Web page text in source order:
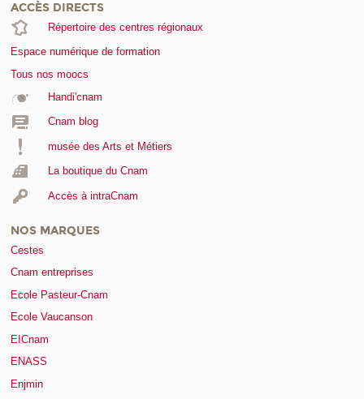
ACCÈS DIRECTS
Répertoire des centres régionaux
Espace numérique de formation
Tous nos moocs
Handi'cnam
Cnam blog
musée des Arts et Métiers
La boutique du Cnam
Accès à intraCnam
NOS MARQUES
Cestes
Cnam entreprises
Ecole Pasteur-Cnam
Ecole Vaucanson
EICnam
ENASS
Enjmin